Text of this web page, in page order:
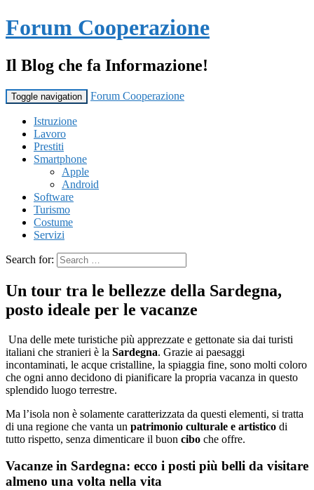
Forum Cooperazione
Il Blog che fa Informazione!
Toggle navigation Forum Cooperazione
Istruzione
Lavoro
Prestiti
Smartphone
Apple
Android
Software
Turismo
Costume
Servizi
Search for:
Un tour tra le bellezze della Sardegna,
posto ideale per le vacanze
Una delle mete turistiche più apprezzate e gettonate sia dai turisti
italiani che stranieri è la Sardegna. Grazie ai paesaggi
incontaminati, le acque cristalline, la spiaggia fine, sono molti coloro
che ogni anno decidono di pianificare la propria vacanza in questo
splendido luogo terrestre.
Ma l’isola non è solamente caratterizzata da questi elementi, si tratta
di una regione che vanta un patrimonio culturale e artistico di
tutto rispetto, senza dimenticare il buon cibo che offre.
Vacanze in Sardegna: ecco i posti più belli da visitare
almeno una volta nella vita